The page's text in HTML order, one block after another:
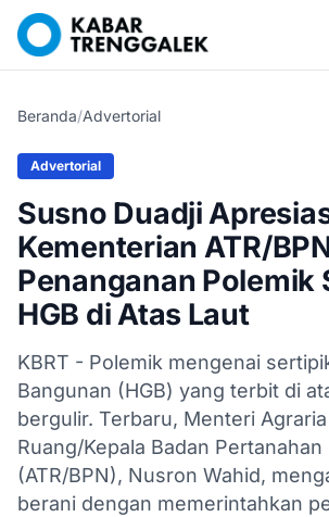
Beranda/Advertorial
Advertorial
Susno Duadji
Kementerian ATR/
Penanganan Polemik
HGB di Atas Laut
KBRT - Polemik mengenai
Bangunan (HGB) yang terbit di
bergulir. Terbaru, Menteri
Ruang/Kepala Badan Pertanahan
(ATR/BPN), Nusron Wahid,
berani dengan memerintahkan